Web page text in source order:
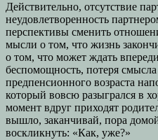
Действительно, отсутствие
неудовлетворенность
перспективы сменить
мысли о том, что жизнь
о том, что может ждать
беспомощность, потеря
предпенсионного возраста
который вовсю разыгрался в
момент вдруг приходят
вышло, заканчивай, пора
воскликнуть: «Как, уже?»